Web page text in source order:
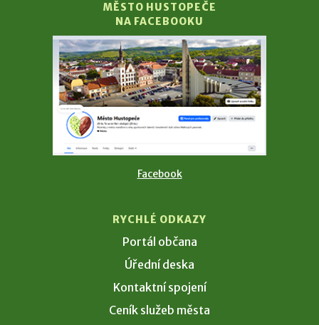
MĚSTO HUSTOPEČE
NA FACEBOOKU
Facebook
RYCHLÉ ODKAZY
Portál občana
Úřední deska
Kontaktní spojení
Ceník služeb města